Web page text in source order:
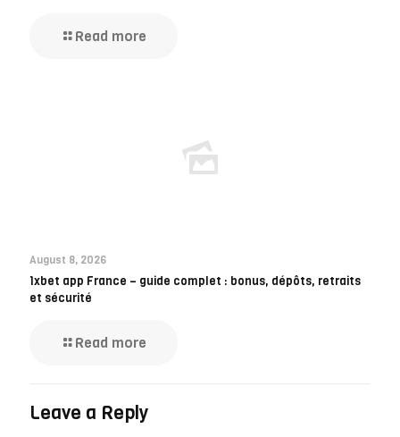
Read more
August 8, 2026
1xbet app France – guide complet : bonus, dépôts, retraits
et sécurité
Read more
Leave a Reply